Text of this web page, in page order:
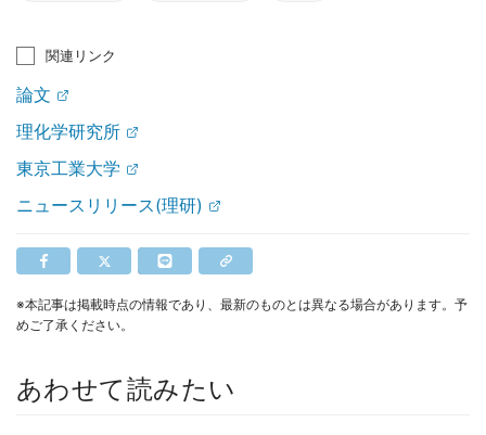
関連リンク
論文
理化学研究所
東京工業大学
ニュースリリース(理研)
※本記事は掲載時点の情報であり、最新のものとは異なる場合があります。予
めご了承ください。
あわせて読みたい